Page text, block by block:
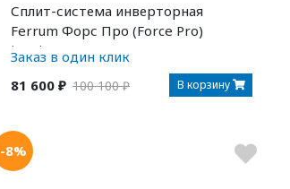
Сплит-система инверторная
Ferrum Форс Про (Force Pro)
iFIS/iFOS24F2C
Заказ в один клик
81 600 ₽ 100 100 ₽ В корзину
-8%